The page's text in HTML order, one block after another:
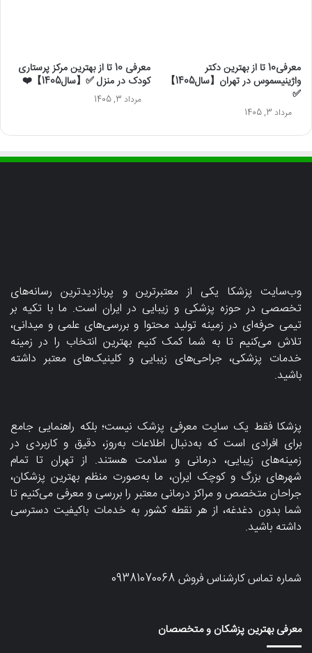
معرفی10 تا از بهترین دکتر
واژینیسموس در تهران【سال1405】
✅
مرداد 3, 1405
معرفی 10 تا از بهترین مرکز پرستاری
کودک در منزل ✅【سال1405】❤️
مرداد 3, 1405
وب‌سایت پزشکا یکی از معتبرترین و پربازدیدترین رسانه‌های
تخصصی در حوزه پزشکی و زیبایی در ایران است. ما با تکیه بر
تیمی حرفه‌ای در زمینه تولید محتوا و بررسی‌های علمی و میدانی،
تلاش می‌کنیم تا به شما کمک کنیم بهترین انتخاب را در زمینه
خدمات پزشکی، جراحی‌های زیبایی و کلینیک‌های معتبر داشته
باشید.
پزشکا فقط یک سایت معرفی پزشک نیست؛ بلکه راهنمایی جامع
برای افرادی است که به‌دنبال اطلاعات به‌روز، دقیق و کاربردی در
زمینه‌های زیبایی، درمانی و سلامت هستند. از تهران تا تمام
شهرهای بزرگ و کوچک ایران، ما به‌صورت منظم بهترین پزشکان،
جراحان متخصص و مراکز درمانی معتبر را بررسی و معرفی می‌کنیم تا
شما بدون دغدغه، از هر نقطه کشور به خدمات باکیفیت دسترسی
داشته باشید.
شماره تماس کارشناس فروش09381070068
معرفی بهترین پزشکان و متخصصان